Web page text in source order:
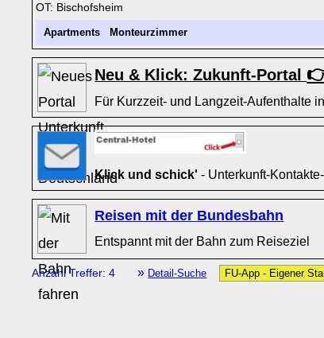
OT: Bischofsheim
Apartments Monteurzimmer
Neu & Klick: Zukunft-Portal
Für Kurzzeit- und Langzeit-Aufenthalte
Klick und schick' - Unterkunft-
Reisen mit der Bundesbahn
Entspannt mit der Bahn zum Reiseziel
Anzahl Treffer: 4 » Detail-Suche FU-App - Eigener